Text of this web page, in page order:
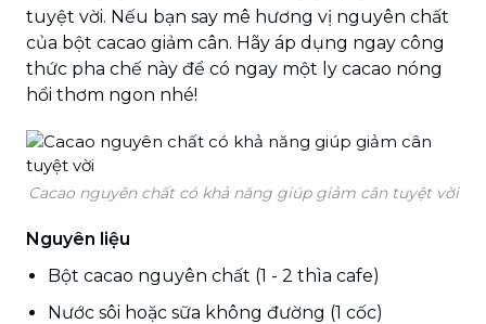
tuyệt vời. Nếu bạn say mê hương vị nguyên chất
của bột cacao giảm cân. Hãy áp dụng ngay công
thức pha chế này để có ngay một ly cacao nóng
hổi thơm ngon nhé!
Cacao nguyên chất có khả năng giúp giảm cân tuyệt vời
Nguyên liệu
Bột cacao nguyên chất (1 - 2 thìa cafe)
Nước sôi hoặc sữa không đường (1 cốc)